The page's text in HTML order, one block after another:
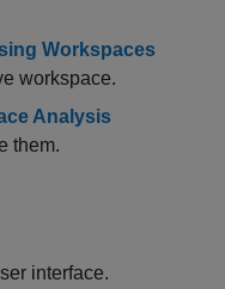
Workspaces
workspace.
Analysis
them.
interface.